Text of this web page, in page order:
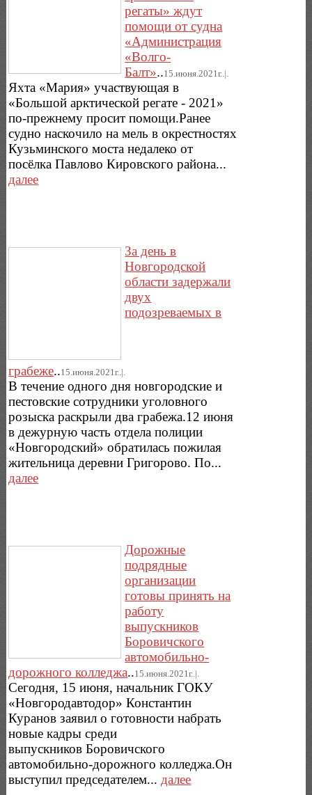
регаты» ждут
помощи от судна
«Администрация
«Волго-
Балт»..15.июня.2021г..|.
Яхта «Мария» участвующая в
«Большой арктической регате - 2021»
по-прежнему просит помощи.Ранее
судно наскочило на мель в окрестностях
Кузьминского моста недалеко от
посёлка Павлово Кировского района...
далее
За день в
Новгородской
области задержали
двух
подозреваемых в
грабеже..15.июня.2021г..|.
В течение одного дня новгородские и
пестовские сотрудники уголовного
розыска раскрыли два грабежа.12 июня
в дежурную часть отдела полиции
«Новгородский» обратилась пожилая
жительница деревни Григорово. По...
далее
Дорожные
подрядные
организации
готовы принять на
работу
выпускников
Боровичского
автомобильно-
дорожного колледжа..15.июня.2021г..|.
Сегодня, 15 июня, начальник ГОКУ
«Новгородавтодор» Константин
Куранов заявил о готовности набрать
новые кадры среди
выпускников Боровичского
автомобильно-дорожного колледжа.Он
выступил председателем...далее